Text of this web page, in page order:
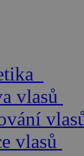
vlasů
vlasů